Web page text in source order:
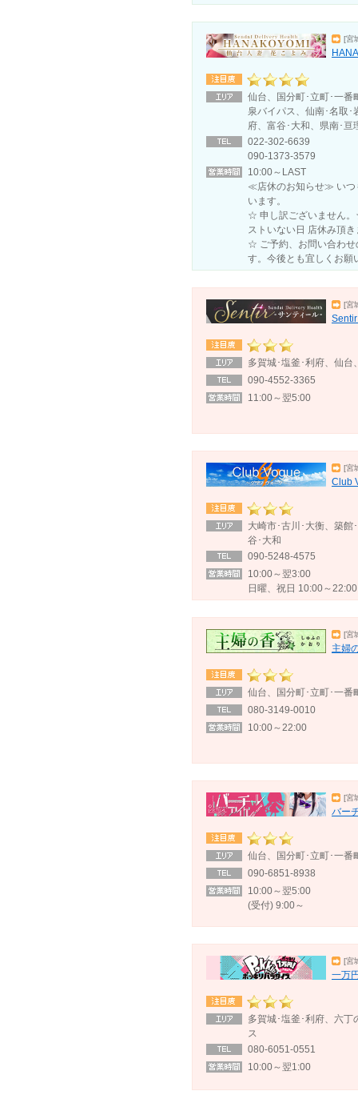
[宮
仙台、国分町･立町･一番
泉バイパス、仙南･名取･
府、富谷･大和、県南･亘
022-302-6639
090-1373-3579
10:00～LAST
≪店休のお知らせ≫ いつ
います。
☆ 申し訳ございません
ストいない日 店休み頂き
☆ ご予約、お問い合わせ
す。今後とも宜しくお願
[宮
多賀城･塩釜･利府、仙台
090-4552-3365
11:00～翌5:00
[宮
Club
大崎市･古川･大衡、築館
谷･大和
090-5248-4575
10:00～翌3:00
日曜、祝日 10:00～22:00
[宮
主婦
仙台、国分町･立町･一番
080-3149-0010
10:00～22:00
[宮
バー
仙台、国分町･立町･一番
090-6851-8938
10:00～翌5:00
(受付) 9:00～
[宮
一万
多賀城･塩釜･利府、六丁
ス
080-6051-0551
10:00～翌1:00